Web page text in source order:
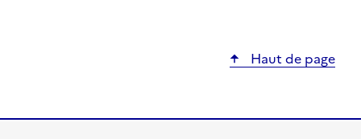
Haut de page